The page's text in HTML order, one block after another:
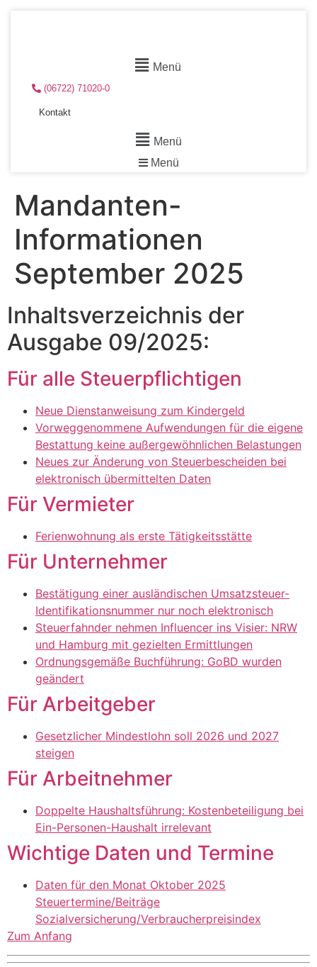
Menü
(06722) 71020-0
Kontakt
Menü
Menü
Mandanten-
Informationen
September 2025
Inhaltsverzeichnis der
Ausgabe 09/2025:
Für alle Steuerpflichtigen
Neue Dienstanweisung zum Kindergeld
Vorweggenommene Aufwendungen für die eigene
Bestattung keine außergewöhnlichen Belastungen
Neues zur Änderung von Steuerbescheiden bei
elektronisch übermittelten Daten
Für Vermieter
Ferienwohnung als erste Tätigkeitsstätte
Für Unternehmer
Bestätigung einer ausländischen Umsatzsteuer-
Identifikationsnummer nur noch elektronisch
Steuerfahnder nehmen Influencer ins Visier: NRW
und Hamburg mit gezielten Ermittlungen
Ordnungsgemäße Buchführung: GoBD wurden
geändert
Für Arbeitgeber
Gesetzlicher Mindestlohn soll 2026 und 2027
steigen
Für Arbeitnehmer
Doppelte Haushaltsführung: Kostenbeteiligung bei
Ein-Personen-Haushalt irrelevant
Wichtige Daten und Termine
Daten für den Monat Oktober 2025
Steuertermine/Beiträge
Sozialversicherung/Verbraucherpreisindex
Zum Anfang